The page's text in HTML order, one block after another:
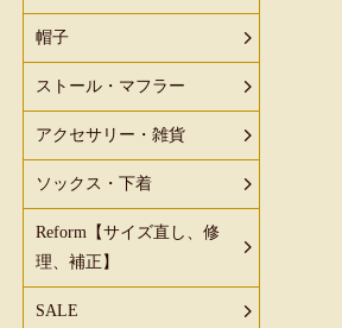
帽子
ストール・マフラー
アクセサリー・雑貨
ソックス・下着
Reform【サイズ直し、修
理、補正】
SALE